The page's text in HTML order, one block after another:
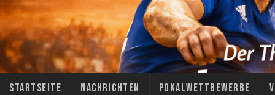
Startseite Nachrichten Pokalwettbewerbe